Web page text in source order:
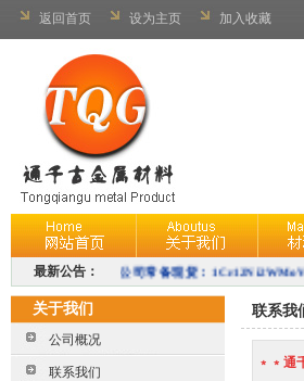
返回首页 设为主页 加入收藏
最新公告： 公司常备现货：
40CrNiMoA、38CrMoAL、
1Cr12Ni3MoVN、
2Cr12NiMo1W1V、15CrMo、
关于我们
公司概况
联系我们
联系我
﹡﹡通